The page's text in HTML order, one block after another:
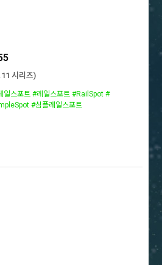
시리즈)
스포트 #레일스포트 #RailSpot #
#심플레일스포트